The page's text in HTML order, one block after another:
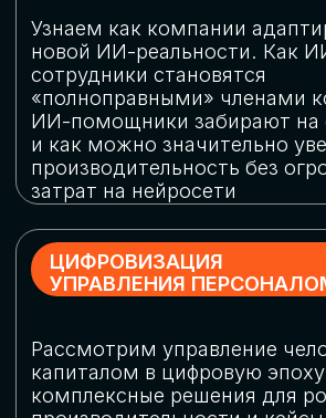
огромную статью затрат
ОБЛАЧНЫЕ ТЕХНОЛОГИИ
Подискутируем, какие облачные решения
существуют на рынке и почему
использование мультиоблачных моделей
не только снижает затраты, но и
«пересборки» бизнес-моделей
СКАЧАТЬ